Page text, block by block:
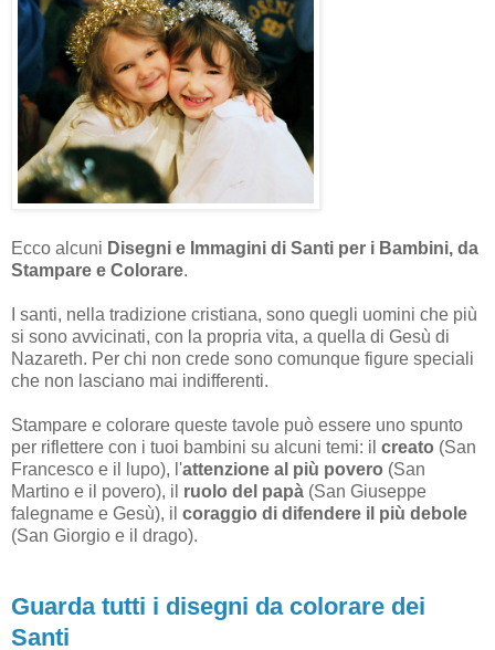
Ecco alcuni Disegni e Immagini di Santi per i Bambini, da
Stampare e Colorare.
I santi, nella tradizione cristiana, sono quegli uomini che più
si sono avvicinati, con la propria vita, a quella di Gesù di
Nazareth. Per chi non crede sono comunque figure speciali
che non lasciano mai indifferenti.
Stampare e colorare queste tavole può essere uno spunto
per riflettere con i tuoi bambini su alcuni temi: il creato (San
Francesco e il lupo), l'attenzione al più povero (San
Martino e il povero), il ruolo del papà (San Giuseppe
falegname e Gesù), il coraggio di difendere il più debole
(San Giorgio e il drago).
Guarda tutti i disegni da colorare dei
Santi